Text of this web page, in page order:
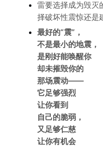
雷要选择成为毁灭
择破坏性震惊还是
最好的“震”，
不是最小的地震，
是刚好能唤醒你
却未摧毁你的
那场震动——
它足够强烈
让你看到
自己的脆弱，
又足够仁慈
让你有机会